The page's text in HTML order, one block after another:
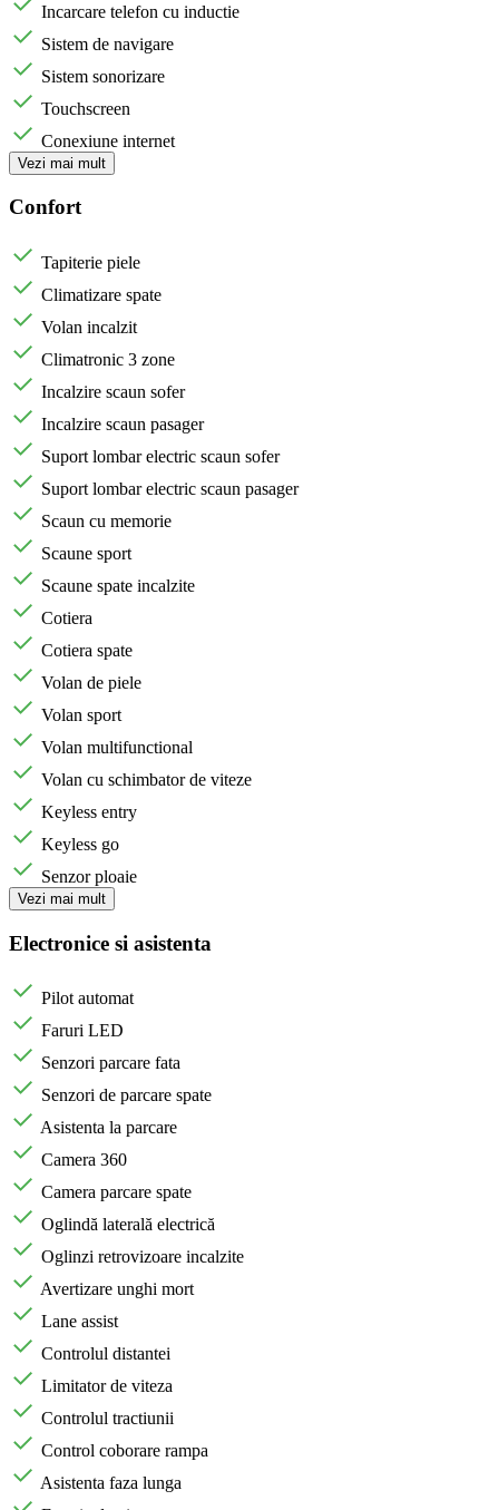
Incarcare telefon cu inductie
Sistem de navigare
Sistem sonorizare
Touchscreen
Conexiune internet
Vezi mai mult
Confort
Tapiterie piele
Climatizare spate
Volan incalzit
Climatronic 3 zone
Incalzire scaun sofer
Incalzire scaun pasager
Suport lombar electric scaun sofer
Suport lombar electric scaun pasager
Scaun cu memorie
Scaune sport
Scaune spate incalzite
Cotiera
Cotiera spate
Volan de piele
Volan sport
Volan multifunctional
Volan cu schimbator de viteze
Keyless entry
Keyless go
Senzor ploaie
Vezi mai mult
Electronice si asistenta
Pilot automat
Faruri LED
Senzori parcare fata
Senzori de parcare spate
Asistenta la parcare
Camera 360
Camera parcare spate
Oglindă laterală electrică
Oglinzi retrovizoare incalzite
Avertizare unghi mort
Lane assist
Controlul distantei
Limitator de viteza
Controlul tractiunii
Control coborare rampa
Asistenta faza lunga